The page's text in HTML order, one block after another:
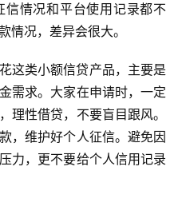
情况和平台使用记录都不
情况，差异会很大。
这类小额信贷产品，主要是
需求。大家在申请时，一定
理性借贷，不要盲目跟风。
，维护好个人征信。避免因
力，更不要给个人信用记录